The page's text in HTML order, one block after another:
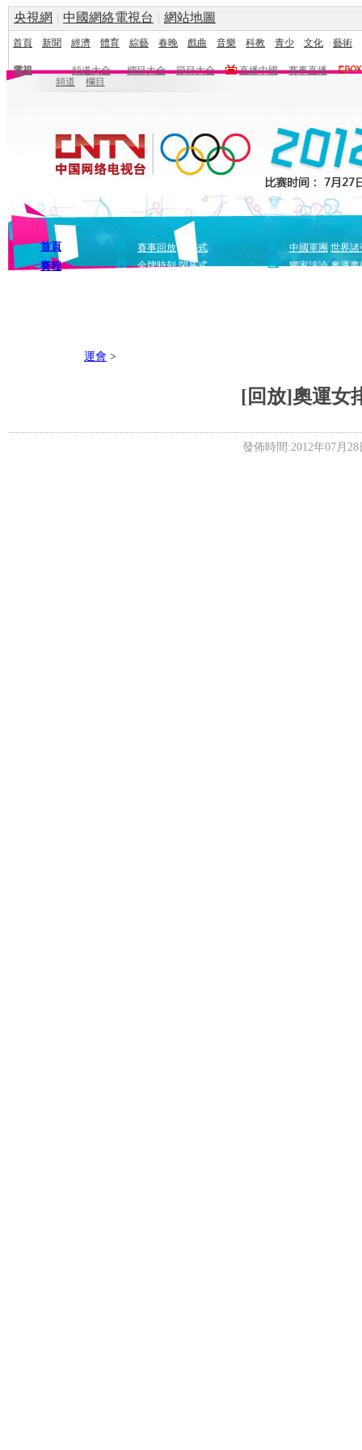
央視網 | 中國網絡電視台 | 網站地圖
首頁 新聞 經濟 體育 綜藝 春晚 戲曲 音樂 科教 青少 文化 藝術
電視 頻道大全 欄目大全 節目大全 直播中國
賽事直播
頻道
欄目
首頁
賽程
頻
賽事回放
開幕式
金牌時刻 閉幕式
聞
中國軍團 世界諸
獨家評論 奧運畫
運會 >
[回放]奧運女
發佈時間:2012年07月